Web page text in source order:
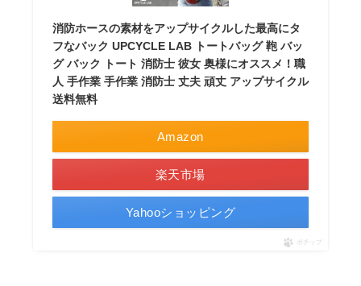
消防ホースの素材をアップサイクルした最高にタ
フなバック UPCYCLE LAB トートバッグ 鞄 バッ
グ バック トート 消防士 彼女 奥様にオススメ！職
人 手作業 手作業 消防士 丈夫 頑丈 アップサイクル
送料無料
Amazon
楽天市場
Yahooショッピング
ポチップ